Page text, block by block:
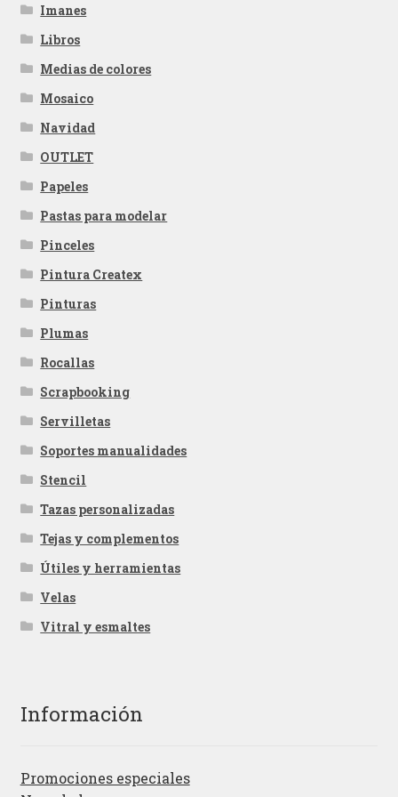
Imanes
Libros
Medias de colores
Mosaico
Navidad
OUTLET
Papeles
Pastas para modelar
Pinceles
Pintura Createx
Pinturas
Plumas
Rocallas
Scrapbooking
Servilletas
Soportes manualidades
Stencil
Tazas personalizadas
Tejas y complementos
Útiles y herramientas
Velas
Vitral y esmaltes
Información
Promociones especiales